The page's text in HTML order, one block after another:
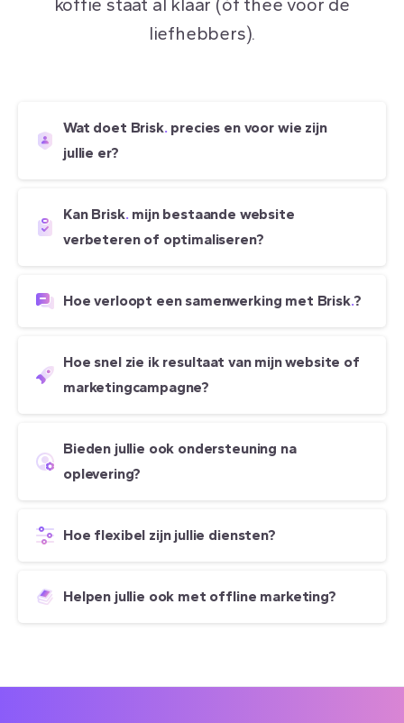
koffie staat al klaar (óf thee voor de
liefhebbers).
Wat doet Brisk. precies en voor wie zijn
jullie er?
Kan Brisk. mijn bestaande website
verbeteren of optimaliseren?
Hoe verloopt een samenwerking met Brisk.?
Hoe snel zie ik resultaat van mijn website of
marketingcampagne?
Bieden jullie ook ondersteuning na
oplevering?
Hoe flexibel zijn jullie diensten?
Helpen jullie ook met offline marketing?